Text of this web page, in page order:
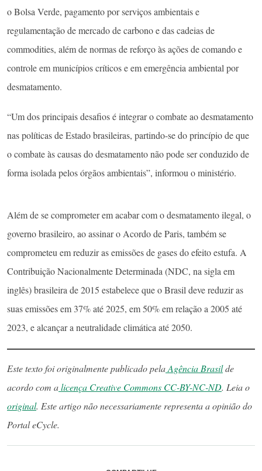
o Bolsa Verde, pagamento por serviços ambientais e
regulamentação de mercado de carbono e das cadeias de
commodities, além de normas de reforço às ações de comando e
controle em municípios críticos e em emergência ambiental por
desmatamento.
“Um dos principais desafios é integrar o combate ao desmatamento
nas políticas de Estado brasileiras, partindo-se do princípio de que
o combate às causas do desmatamento não pode ser conduzido de
forma isolada pelos órgãos ambientais”, informou o ministério.
Além de se comprometer em acabar com o desmatamento ilegal, o
governo brasileiro, ao assinar o Acordo de Paris, também se
comprometeu em reduzir as emissões de gases do efeito estufa. A
Contribuição Nacionalmente Determinada (NDC, na sigla em
inglês) brasileira de 2015 estabelece que o Brasil deve reduzir as
suas emissões em 37% até 2025, em 50% em relação a 2005 até
2023, e alcançar a neutralidade climática até 2050.
Este texto foi originalmente publicado pelaAgência Brasilde
acordo com alicença Creative Commons CC-BY-NC-ND. Leia o
original. Este artigo não necessariamente representa a opinião do
Portal eCycle.